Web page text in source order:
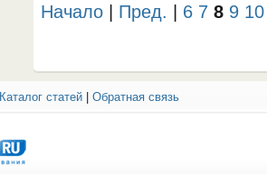
Начало
Пред. 6 7 8 9 10
Каталог статей Обратная связь